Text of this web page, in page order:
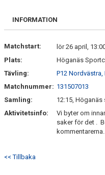
INFORMATION
Matchstart:
lör 26 april,
Plats:
Höganäs
Tävling:
P12 Nordvästra,
Matchnummer: 131507013
Samling:
12:15,
Aktivitetsinfo:
Vi byter om
saker för det .
kommentarerna.
<< Tillbaka